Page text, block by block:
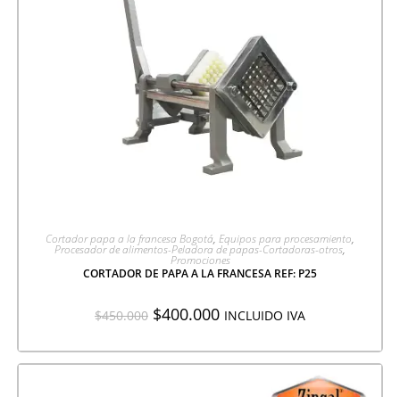
AGREGAR A COTIZACIÓN
Cortador papa a la francesa Bogotá, Equipos para procesamiento,
Procesador de alimentos-Peladora de papas-Cortadoras-otros,
Promociones
CORTADOR DE PAPA A LA FRANCESA REF: P25
$450.000 $400.000 INCLUIDO IVA